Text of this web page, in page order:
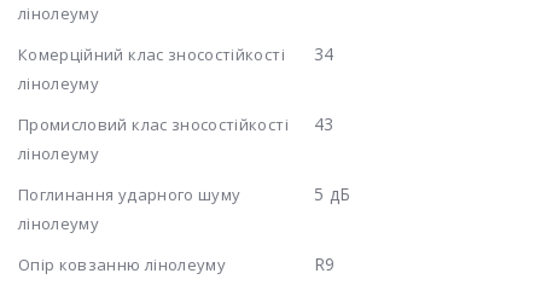
лінолеуму
Комерційний клас зносостійкості
лінолеуму
34
Промисловий клас зносостійкості
лінолеуму
43
Поглинання ударного шуму
лінолеуму
5 дБ
Опір ковзанню лінолеуму R9